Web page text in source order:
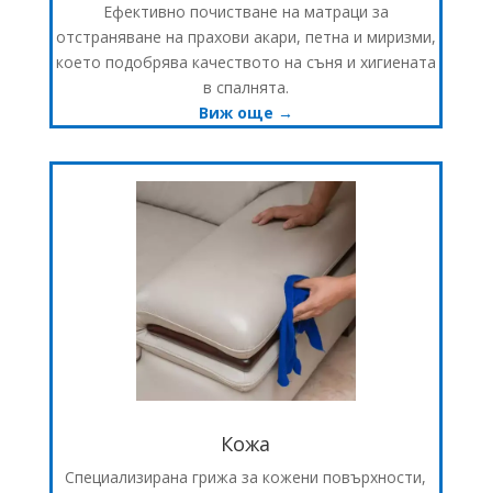
Ефективно почистване на матраци за
отстраняване на прахови акари, петна и миризми,
което подобрява качеството на съня и хигиената
в спалнята.
Виж още →
Кожа
Специализирана грижа за кожени повърхности,